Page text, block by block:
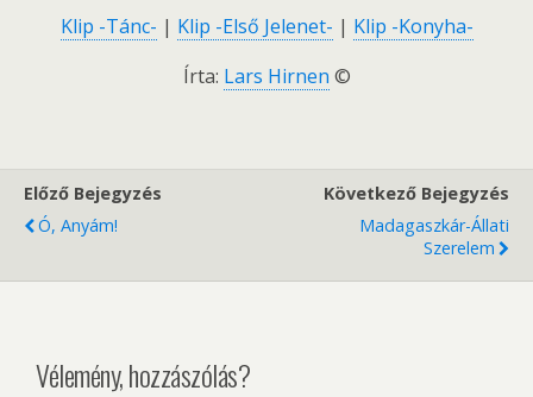
Klip -Tánc- | Klip -Első Jelenet- | Klip -Konyha-
Írta: Lars Hirnen ©
Előző Bejegyzés
Ó, Anyám!
Következő Bejegyzés
Madagaszkár-Állati
Szerelem
Vélemény, hozzászólás?